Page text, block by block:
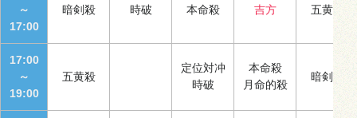
～
17:00
暗剣殺 時破 本命殺 吉方 五黄殺
17:00
～
19:00
五黄殺
定位対冲
時破
本命殺
月命的殺
暗剣殺